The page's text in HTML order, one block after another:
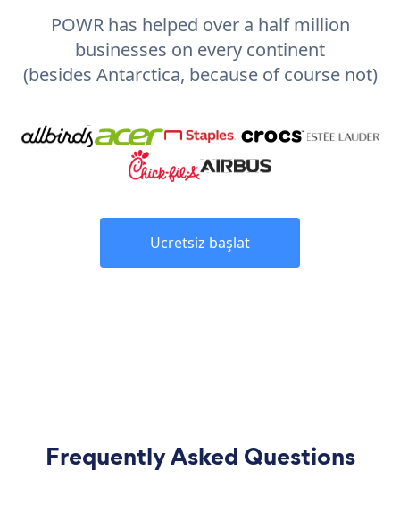
POWR has helped over a half million
businesses on every continent
(besides Antarctica, because of course not)
Ücretsiz başlat
Frequently Asked Questions